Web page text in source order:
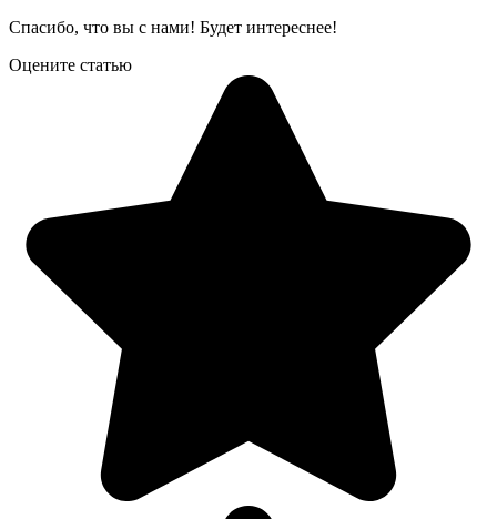
Спасибо, что вы с нами! Будет интереснее!
Оцените статью